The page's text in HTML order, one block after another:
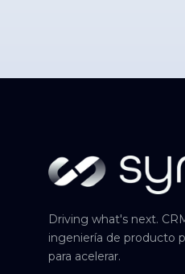
Driving what's next.
ingeniería de producto
para acelerar.